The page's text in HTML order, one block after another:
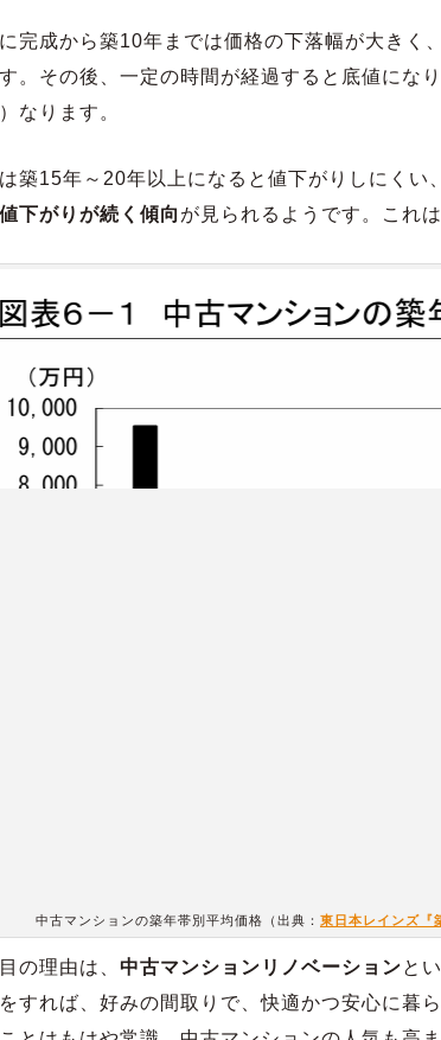
完成から築10年までは価格の下落幅が大きく
。その後、一定の時間が経過すると底値にな
なります。
築15年～20年以上になると値下がりしにくい
下がりが続く傾向 が見られるようです。これ
中古マンションの築年帯別平均価格（出典： 東日本レインズ『
の理由は、 中古マンションリノベーションと
すれば、好みの間取りで、快適かつ安心に暮